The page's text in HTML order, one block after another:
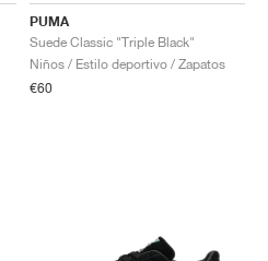
PUMA
Suede Classic "Triple Black"
Niños / Estilo deportivo / Zapatos
€60